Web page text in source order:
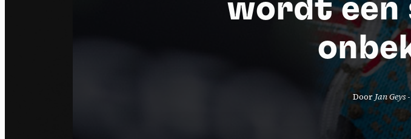
wordt een
Door Jan Geys-
Cookies